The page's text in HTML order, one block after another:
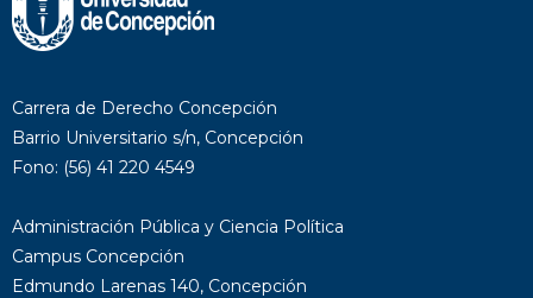
Carrera de Derecho Concepción
Barrio Universitario s/n, Concepción
Fono: (56) 41 220 4549
Administración Pública y Ciencia Política
Campus Concepción
Edmundo Larenas 140, Concepción